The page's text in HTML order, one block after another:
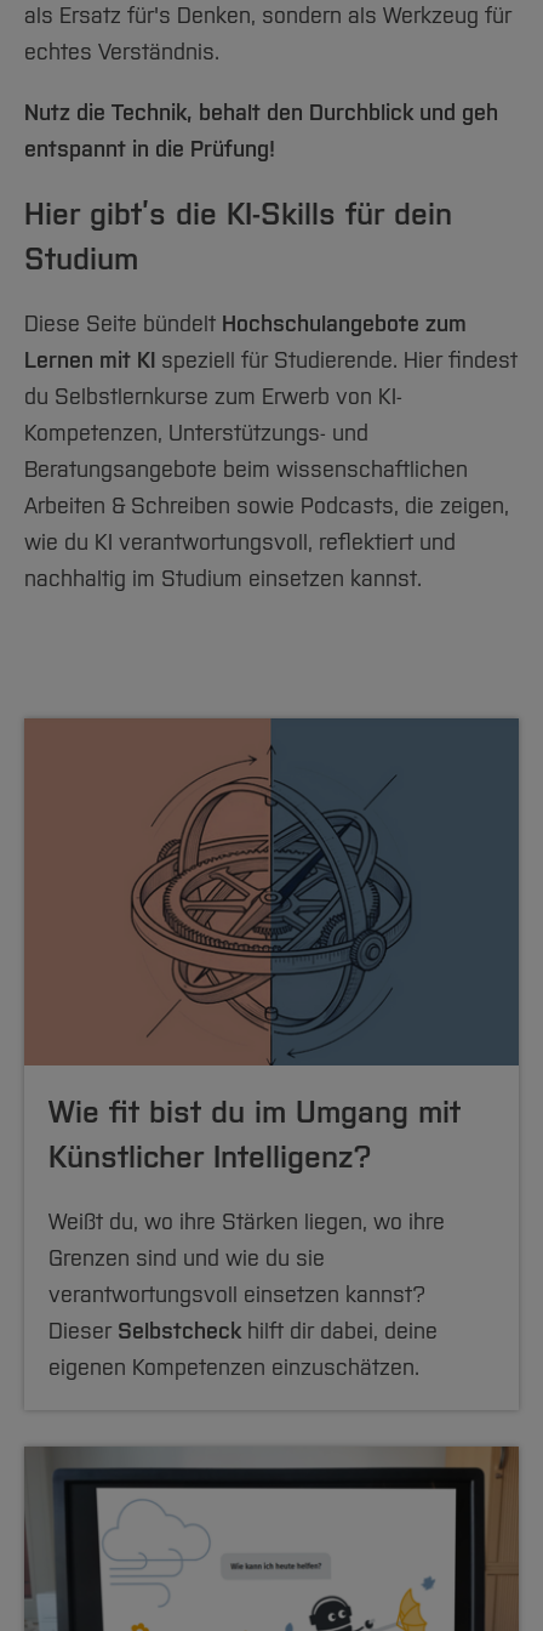
Arbeiten im FB G
Forschung und Projekte
International
Service
Studiengänge
Studieninteressierte
Aktuelles
Studium
Fachgruppen
Forschung und Entwicklung
Team
Service
Amtliche Bekanntmachungen
Notfall-Infos
Familiengerechte Hochschule
Gleichstellung
Diskriminierungsfreie Hochschule
Vertretungen
Hochschulbibliothek
Hochschulkommunikation
International Office
Medienzentrum
Zentrale Studienberatung
als Ersatz für's Denken, sondern als Werkzeug für
echtes Verständnis.
Nutz die Technik, behalt den Durchblick und geh
entspannt in die Prüfung!
Hier gibt’s die KI-Skills für dein
Studium
Diese Seite bündelt Hochschulangebote zum
Lernen mit KI speziell für Studierende. Hier findest
du Selbstlernkurse zum Erwerb von KI-
Kompetenzen, Unterstützungs- und
Beratungsangebote beim wissenschaftlichen
Arbeiten & Schreiben sowie Podcasts, die zeigen,
wie du KI verantwortungsvoll, reflektiert und
nachhaltig im Studium einsetzen kannst.
Wie fit bist du im Umgang mit
Künstlicher Intelligenz?
Weißt du, wo ihre Stärken liegen, wo ihre
Grenzen sind und wie du sie
verantwortungsvoll einsetzen kannst?
Dieser Selbstcheck hilft dir dabei, deine
eigenen Kompetenzen einzuschätzen.